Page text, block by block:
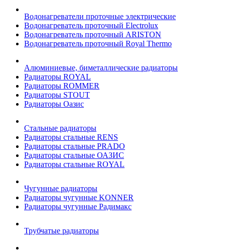
Водонагреватели проточные электрические
Водонагреватель проточный Electrolux
Водонагреватель проточный ARISTON
Водонагреватель проточный Royal Thermo
Алюминиевые, биметаллические радиаторы
Радиаторы ROYAL
Радиаторы ROMMER
Радиаторы STOUT
Радиаторы Оазис
Стальные радиаторы
Радиаторы стальные RENS
Радиаторы стальные PRADO
Радиаторы стальные ОАЗИС
Радиаторы стальные ROYAL
Чугунные радиаторы
Радиаторы чугунные KONNER
Радиаторы чугунные Радимакс
Трубчатые радиаторы